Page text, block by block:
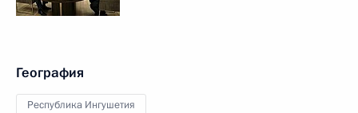
География
Республика Ингушетия